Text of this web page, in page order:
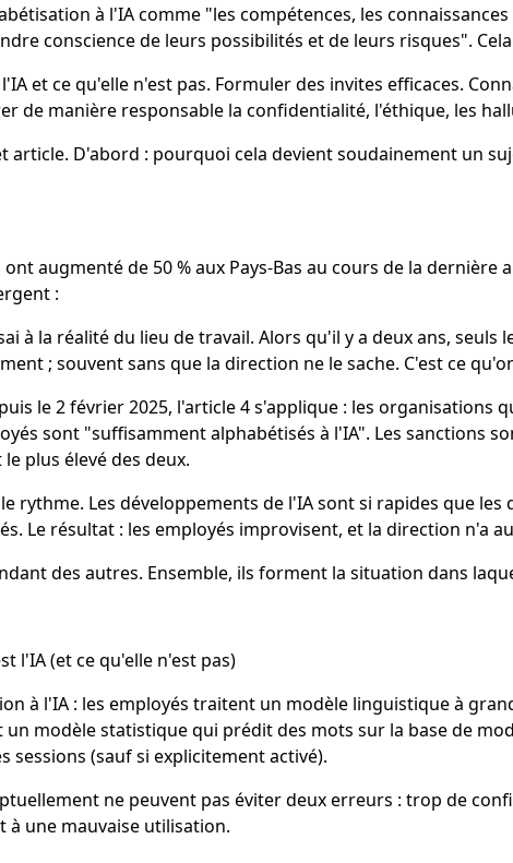
à l'IA comme "les compétences, les
conscience de leurs possibilités et de leurs risques".
et ce qu'elle n'est pas. Formuler des invites efficaces.
de manière responsable la confidentialité, l'éthique, les
article. D'abord : pourquoi cela devient soudainement un
augmenté de 50 % aux Pays-Bas au cours de la
:
à la réalité du lieu de travail. Alors qu'il y a deux ans,
; souvent sans que la direction ne le sache. C'est ce
le 2 février 2025, l'article 4 s'applique : les
sont "suffisamment alphabétisés à l'IA". Les sanctions
plus élevé des deux.
rythme. Les développements de l'IA sont si rapides que
Le résultat : les employés improvisent, et la direction n'a
des autres. Ensemble, ils forment la situation dans
l'IA (et ce qu'elle n'est pas)
à l'IA : les employés traitent un modèle linguistique à
un modèle statistique qui prédit des mots sur la base de
(sauf si explicitement activé).
ne peuvent pas éviter deux erreurs : trop de
une mauvaise utilisation.